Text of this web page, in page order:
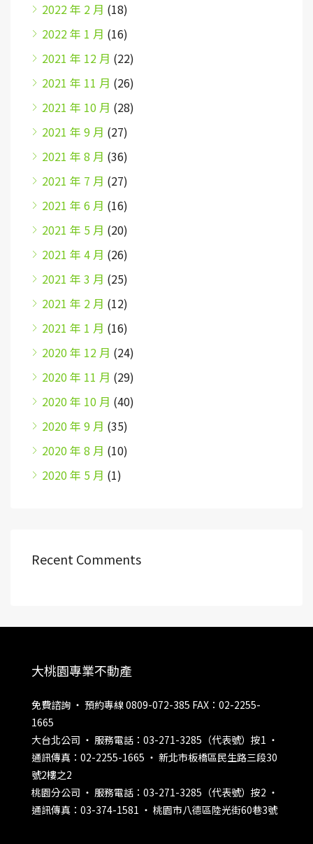
2022 年 2 月 (18)
2022 年 1 月 (16)
2021 年 12 月 (22)
2021 年 11 月 (26)
2021 年 10 月 (28)
2021 年 9 月 (27)
2021 年 8 月 (36)
2021 年 7 月 (27)
2021 年 6 月 (16)
2021 年 5 月 (20)
2021 年 4 月 (26)
2021 年 3 月 (25)
2021 年 2 月 (12)
2021 年 1 月 (16)
2020 年 12 月 (24)
2020 年 11 月 (29)
2020 年 10 月 (40)
2020 年 9 月 (35)
2020 年 8 月 (10)
2020 年 5 月 (1)
Recent Comments
大桃園專業不動產
免費諮詢 ‧ 預約專線 0809-072-385 FAX：02-2255-
1665
大台北公司 ‧ 服務電話：03-271-3285（代表號）按1 ‧
通訊傳真：02-2255-1665 ‧ 新北市板橋區民生路三段30
號2樓之2
桃園分公司 ‧ 服務電話：03-271-3285（代表號）按2 ‧
通訊傳真：03-374-1581 ‧ 桃園市八德區陸光街60巷3號